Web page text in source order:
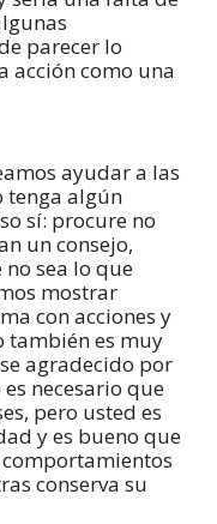
parecer lo
acción como una
ayudar a las
tenga algún
sí: procure no
un consejo,
sea lo que
mostrar
con acciones y
también es muy
agradecido por
necesario que
pero usted es
y es bueno que
conserva su